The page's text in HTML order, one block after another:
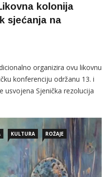
kolonija
sjećanja na
organizira ovu likovnu
konferenciju održanu 13. i
usvojena Sjenička rezolucija
KULTURA
ROŽAJE